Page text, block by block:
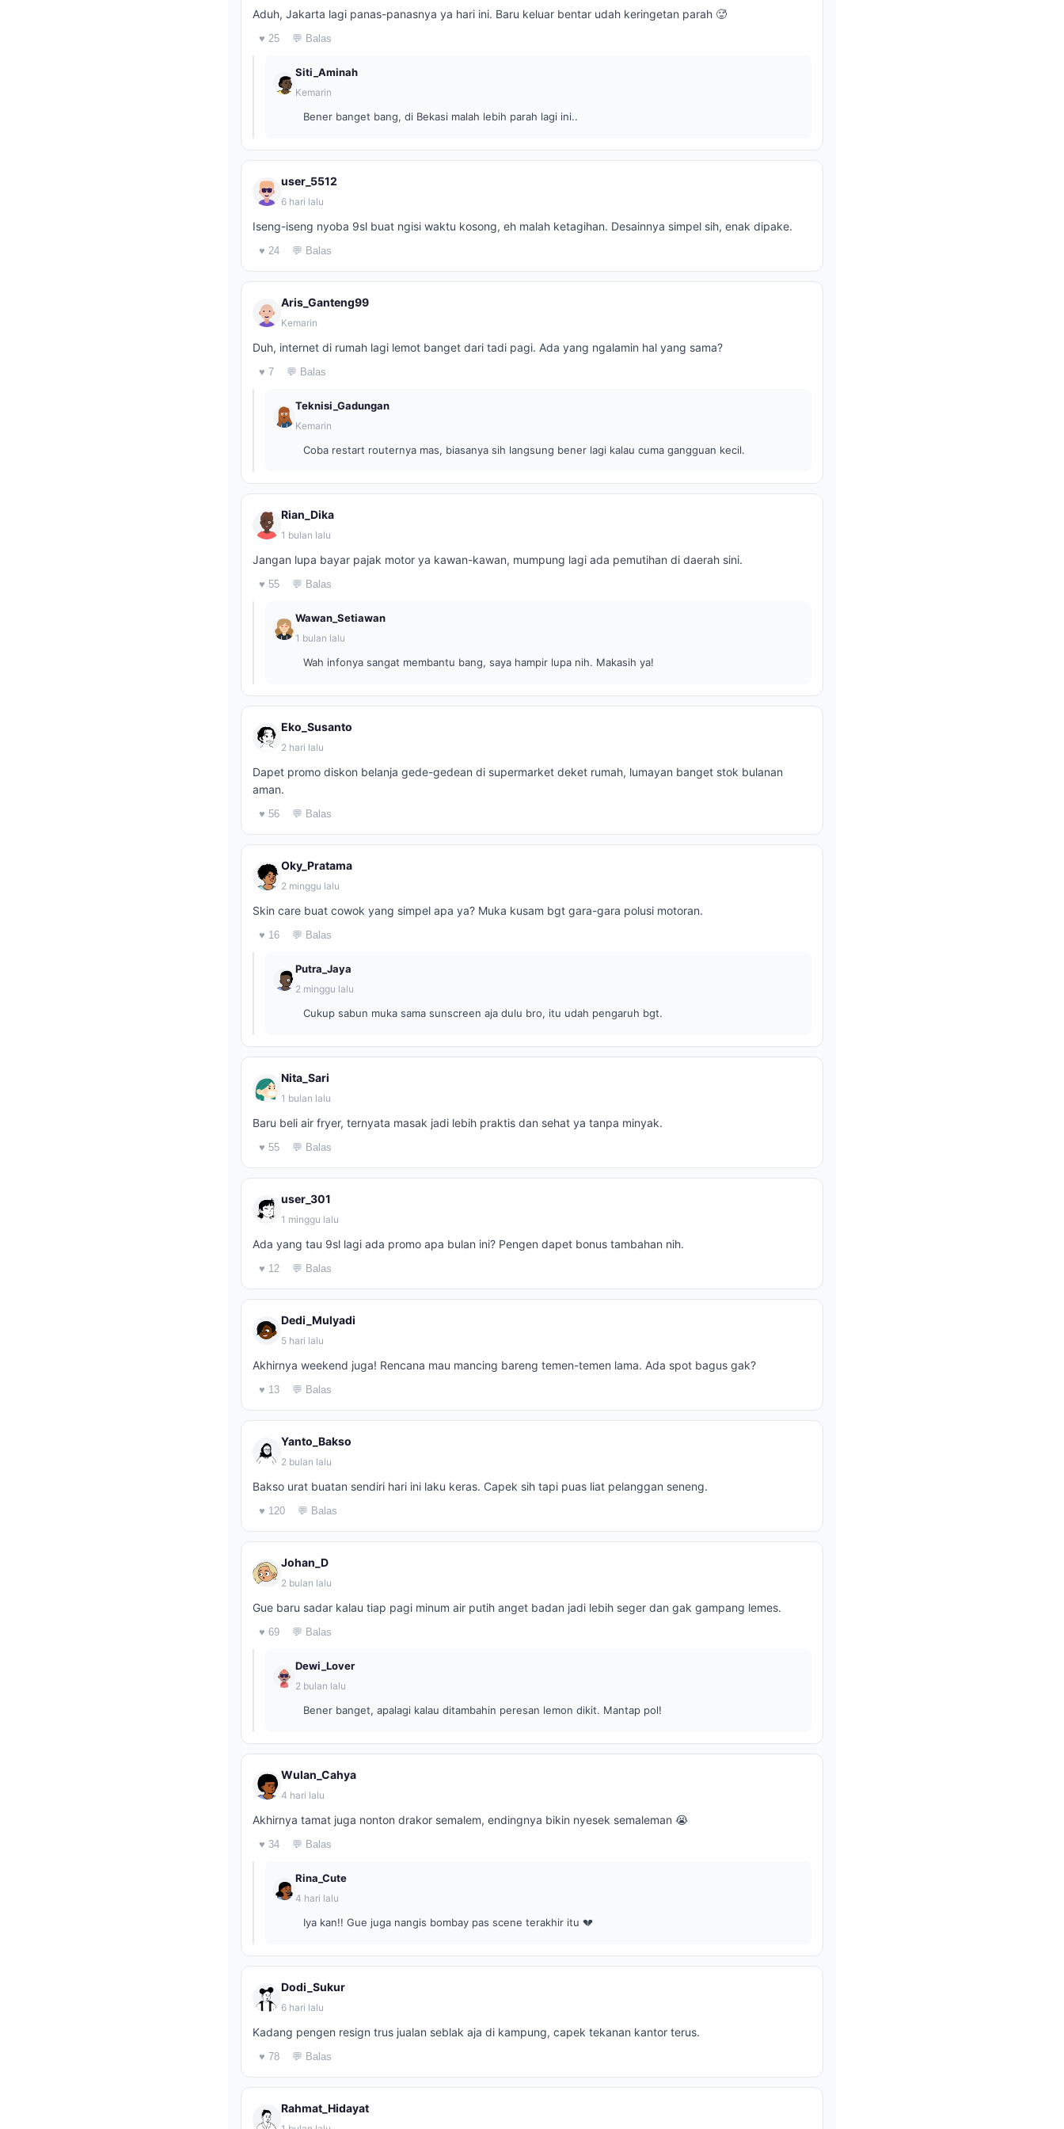
Aduh, Jakarta lagi panas-panasnya ya hari ini. Baru keluar bentar udah keringetan parah 🥵
♥ 25 💬 Balas
Siti_Aminah
Kemarin
Bener banget bang, di Bekasi malah lebih parah lagi ini..
user_5512
6 hari lalu
Iseng-iseng nyoba 9sl buat ngisi waktu kosong, eh malah ketagihan. Desainnya simpel sih, enak dipake.
♥ 24 💬 Balas
Aris_Ganteng99
Kemarin
Duh, internet di rumah lagi lemot banget dari tadi pagi. Ada yang ngalamin hal yang sama?
♥ 7 💬 Balas
Teknisi_Gadungan
Kemarin
Coba restart routernya mas, biasanya sih langsung bener lagi kalau cuma gangguan kecil.
Rian_Dika
1 bulan lalu
Jangan lupa bayar pajak motor ya kawan-kawan, mumpung lagi ada pemutihan di daerah sini.
♥ 55 💬 Balas
Wawan_Setiawan
1 bulan lalu
Wah infonya sangat membantu bang, saya hampir lupa nih. Makasih ya!
Eko_Susanto
2 hari lalu
Dapet promo diskon belanja gede-gedean di supermarket deket rumah, lumayan banget stok bulanan
aman.
♥ 56 💬 Balas
Oky_Pratama
2 minggu lalu
Skin care buat cowok yang simpel apa ya? Muka kusam bgt gara-gara polusi motoran.
♥ 16 💬 Balas
Putra_Jaya
2 minggu lalu
Cukup sabun muka sama sunscreen aja dulu bro, itu udah pengaruh bgt.
Nita_Sari
1 bulan lalu
Baru beli air fryer, ternyata masak jadi lebih praktis dan sehat ya tanpa minyak.
♥ 55 💬 Balas
user_301
1 minggu lalu
Ada yang tau 9sl lagi ada promo apa bulan ini? Pengen dapet bonus tambahan nih.
♥ 12 💬 Balas
Dedi_Mulyadi
5 hari lalu
Akhirnya weekend juga! Rencana mau mancing bareng temen-temen lama. Ada spot bagus gak?
♥ 13 💬 Balas
Yanto_Bakso
2 bulan lalu
Bakso urat buatan sendiri hari ini laku keras. Capek sih tapi puas liat pelanggan seneng.
♥ 120 💬 Balas
Johan_D
2 bulan lalu
Gue baru sadar kalau tiap pagi minum air putih anget badan jadi lebih seger dan gak gampang lemes.
♥ 69 💬 Balas
Dewi_Lover
2 bulan lalu
Bener banget, apalagi kalau ditambahin peresan lemon dikit. Mantap pol!
Wulan_Cahya
4 hari lalu
Akhirnya tamat juga nonton drakor semalem, endingnya bikin nyesek semaleman 😭
♥ 34 💬 Balas
Rina_Cute
4 hari lalu
Iya kan!! Gue juga nangis bombay pas scene terakhir itu 💔
Dodi_Sukur
6 hari lalu
Kadang pengen resign trus jualan seblak aja di kampung, capek tekanan kantor terus.
♥ 78 💬 Balas
Rahmat_Hidayat